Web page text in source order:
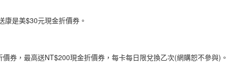
是美$30元現金折價券。
券，最高送NT$200現金折價券，每卡每日限兌換乙次(網購恕不參與)。